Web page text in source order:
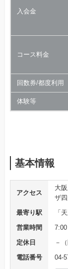
入会金
コース料金
回数券/都度利用
体験等
基本情報
アクセス
大
ザ
最寄り駅
「
営業時間
定休日
－
電話番号
04-